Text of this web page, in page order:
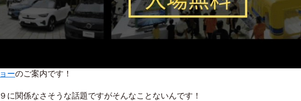
ーのご案内です！
に関係なさそうな話題ですがそんなことないんです！